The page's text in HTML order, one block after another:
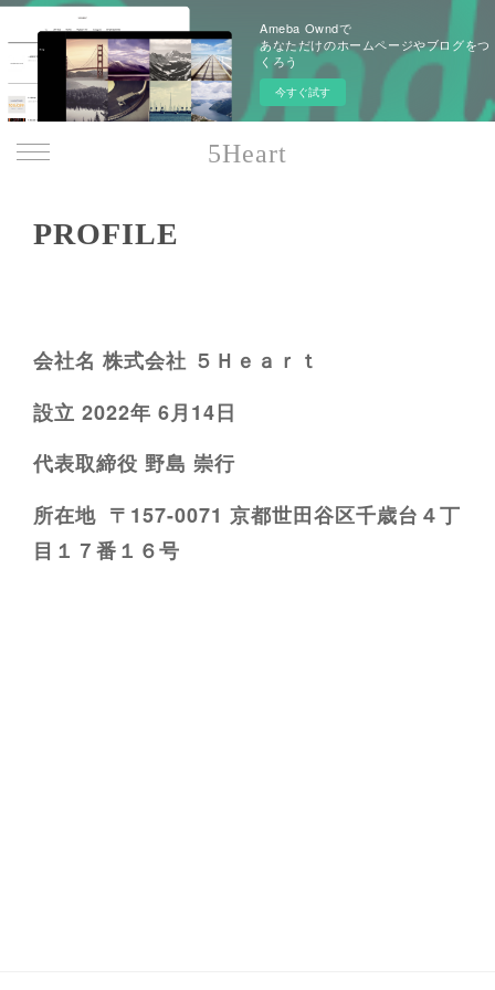
Ameba Owndで
あなただけのホームページやブログをつ
くろう
今すぐ試す
5Heart
PROFILE
会社名 株式会社 ５Ｈｅａｒｔ
設立 2022年 6月14日
代表取締役 野島 崇行
所在地 〒157-0071 京都世田谷区千歳台４丁
目１７番１６号